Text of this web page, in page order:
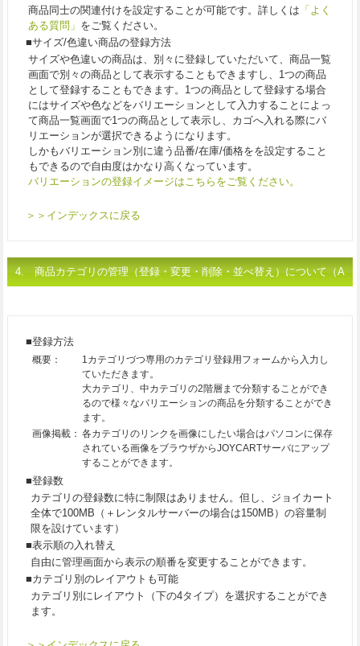
商品同士の関連付けを設定することが可能です。詳しくは 「よく
ある質問」 をご覧ください。
■サイズ/色違い商品の登録方法
サイズや色違いの商品は、別々に登録していただいて、商品一覧
画面で別々の商品として表示することもできますし、1つの商品
として登録することもできます。1つの商品として登録する場合
にはサイズや色などをバリエーションとして入力することによっ
て商品一覧画面で1つの商品として表示し、カゴへ入れる際にバ
リエーションが選択できるようになります。
しかもバリエーション別に違う品番/在庫/価格をを設定すること
もできるので自由度はかなり高くなっています。
バリエーションの登録イメージはこちらをご覧ください。
＞＞インデックスに戻る
4. 商品カテゴリの管理（登録・変更・削除・並べ替え）について（A
■登録方法
概要：
1カテゴリづつ専用のカテゴリ登録用フォームから入力し
ていただきます。
大カテゴリ、中カテゴリの2階層まで分類することができ
るので様々なバリエーションの商品を分類することができ
ます。
画像掲載： 各カテゴリのリンクを画像にしたい場合はパソコンに保存
されている画像をブラウザからJOYCARTサーバにアップ
することができます。
■登録数
カテゴリの登録数に特に制限はありません。但し、ジョイカート
全体で100MB（＋レンタルサーバーの場合は150MB）の容量制
限を設けています）
■表示順の入れ替え
自由に管理画面から表示の順番を変更することができます。
■カテゴリ別のレイアウトも可能
カテゴリ別にレイアウト（下の4タイプ）を選択することができ
ます。